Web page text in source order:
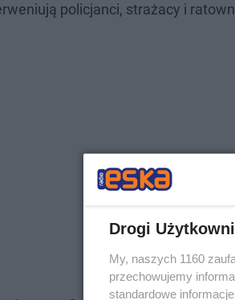
policjanci, strażacy i
Drogi
My, naszych 1160
przechowujemy
standardowe